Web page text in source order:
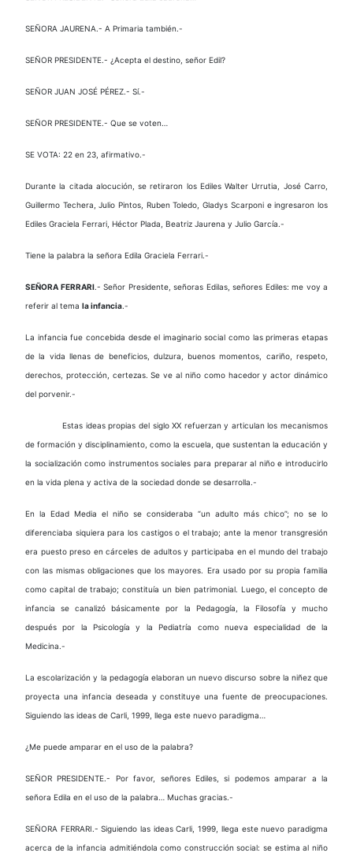
SEÑORA JAURENA.- A Primaria también.-
SEÑOR PRESIDENTE.- ¿Acepta el destino, señor Edil?
SEÑOR JUAN JOSÉ PÉREZ.- Sí.-
SEÑOR PRESIDENTE.- Que se voten…
SE VOTA: 22 en 23, afirmativo.-
Durante la citada alocución, se retiraron los Ediles Walter Urrutia, José Carro,
Guillermo Techera, Julio Pintos, Ruben Toledo, Gladys Scarponi e ingresaron los
Ediles Graciela Ferrari, Héctor Plada, Beatriz Jaurena y Julio García.-
Tiene la palabra la señora Edila Graciela Ferrari.-
SEÑORA FERRARI.- Señor Presidente, señoras Edilas, señores Ediles: me voy a
referir al tema la infancia.-
La infancia fue concebida desde el imaginario social como las primeras etapas
de la vida llenas de beneficios, dulzura, buenos momentos, cariño, respeto,
derechos, protección, certezas. Se ve al niño como hacedor y actor dinámico
del porvenir.-
Estas ideas propias del siglo XX refuerzan y articulan los mecanismos
de formación y disciplinamiento, como la escuela, que sustentan la educación y
la socialización como instrumentos sociales para preparar al niño e introducirlo
en la vida plena y activa de la sociedad donde se desarrolla.-
En la Edad Media el niño se consideraba “un adulto más chico”; no se lo
diferenciaba siquiera para los castigos o el trabajo; ante la menor transgresión
era puesto preso en cárceles de adultos y participaba en el mundo del trabajo
con las mismas obligaciones que los mayores. Era usado por su propia familia
como capital de trabajo; constituía un bien patrimonial. Luego, el concepto de
infancia se canalizó básicamente por la Pedagogía, la Filosofía y mucho
después por la Psicología y la Pediatría como nueva especialidad de la
Medicina.-
La escolarización y la pedagogía elaboran un nuevo discurso sobre la niñez que
proyecta una infancia deseada y constituye una fuente de preocupaciones.
Siguiendo las ideas de Carli, 1999, llega este nuevo paradigma…
¿Me puede amparar en el uso de la palabra?
SEÑOR PRESIDENTE.- Por favor, señores Ediles, si podemos amparar a la
señora Edila en el uso de la palabra… Muchas gracias.-
SEÑORA FERRARI.- Siguiendo las ideas Carli, 1999, llega este nuevo paradigma
acerca de la infancia admitiéndola como construcción social: se estima al niño